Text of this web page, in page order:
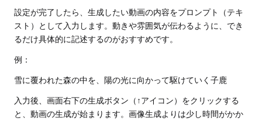
設定が完了したら、生成したい動画の内容をプロンプト（テキ
スト）として入力します。動きや雰囲気が伝わるように、でき
るだけ具体的に記述するのがおすすめです。
例：
雪に覆われた森の中を、陽の光に向かって駆けていく子鹿
入力後、画面右下の生成ボタン（↑アイコン）をクリックする
と、動画の生成が始まります。画像生成よりは少し時間がかか